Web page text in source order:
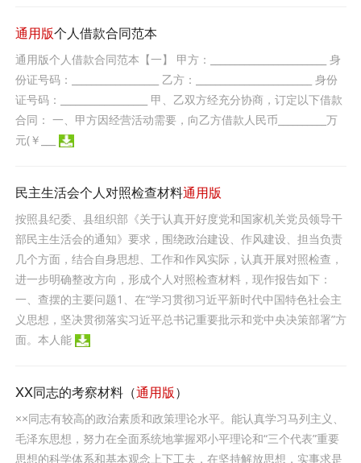
通用版个人借款合同范本
通用版个人借款合同范本【一】 甲方：________________________ 身
份证号码：__________________ 乙方：________________________ 身份
证号码：__________________ 甲、乙双方经充分协商，订定以下借款
合同： 一、甲方因经营活动需要，向乙方借款人民币__________万
元(￥___
民主生活会个人对照检查材料通用版
按照县纪委、县组织部《关于认真开好度党和国家机关党员领导干
部民主生活会的通知》要求，围绕政治建设、作风建设、担当负责
几个方面，结合自身思想、工作和作风实际，认真开展对照检查，
进一步明确整改方向，形成个人对照检查材料，现作报告如下：
一、查摆的主要问题1、在“学习贯彻习近平新时代中国特色社会主
义思想，坚决贯彻落实习近平总书记重要批示和党中央决策部署”方
面。本人能
XX同志的考察材料（通用版）
××同志有较高的政治素质和政策理论水平。能认真学习马列主义、
毛泽东思想，努力在全面系统地掌握邓小平理论和“三个代表”重要
思想的科学体系和基本观念上下工夫，在坚持解放思想，实事求是